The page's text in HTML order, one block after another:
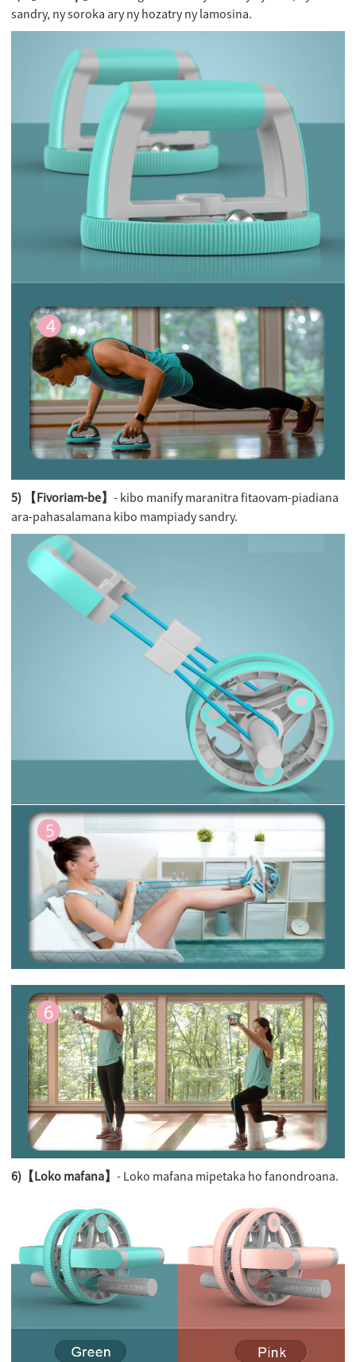
sandry, ny soroka ary ny hozatry ny lamosina.
5) 【Fivoriam-be】- kibo manify maranitra fitaovam-piadiana
ara-pahasalamana kibo mampiady sandry.
6)【Loko mafana】- Loko mafana mipetaka ho fanondroana.